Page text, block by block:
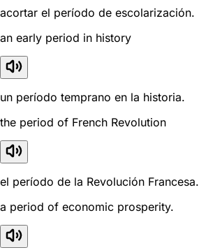
acortar el período de escolarización.
an early period in history
un período temprano en la historia.
the period of French Revolution
el período de la Revolución Francesa.
a period of economic prosperity.